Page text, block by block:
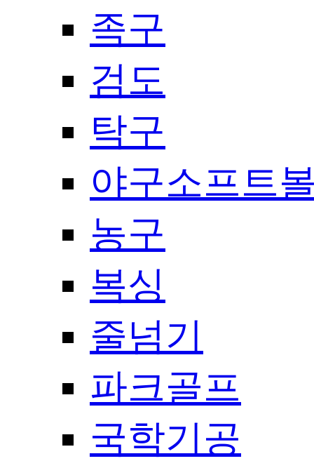
족구
검도
탁구
야구소프트
농구
복싱
줄넘기
파크골프
국학기공